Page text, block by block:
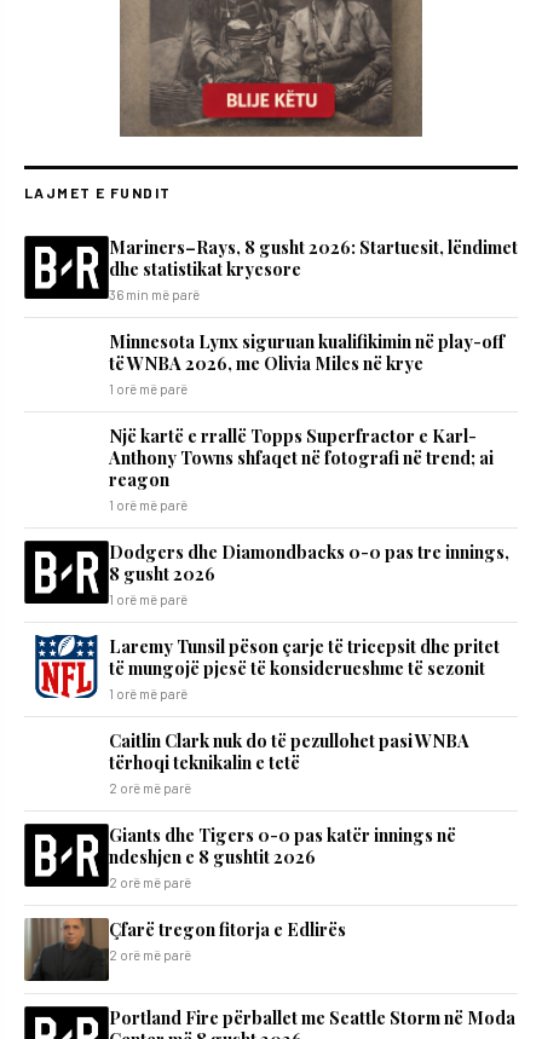
LAJMET E FUNDIT
Mariners–Rays, 8 gusht 2026: Startuesit, lëndimet
dhe statistikat kryesore
36 min më parë
Minnesota Lynx siguruan kualifikimin në play-off
të WNBA 2026, me Olivia Miles në krye
1 orë më parë
Një kartë e rrallë Topps Superfractor e Karl-
Anthony Towns shfaqet në fotografi në trend; ai
reagon
1 orë më parë
Dodgers dhe Diamondbacks 0-0 pas tre innings,
8 gusht 2026
1 orë më parë
Laremy Tunsil pëson çarje të tricepsit dhe pritet
të mungojë pjesë të konsiderueshme të sezonit
1 orë më parë
Caitlin Clark nuk do të pezullohet pasi WNBA
tërhoqi teknikalin e tetë
2 orë më parë
Giants dhe Tigers 0-0 pas katër innings në
ndeshjen e 8 gushtit 2026
2 orë më parë
Çfarë tregon fitorja e Edlirës
2 orë më parë
Portland Fire përballet me Seattle Storm në Moda